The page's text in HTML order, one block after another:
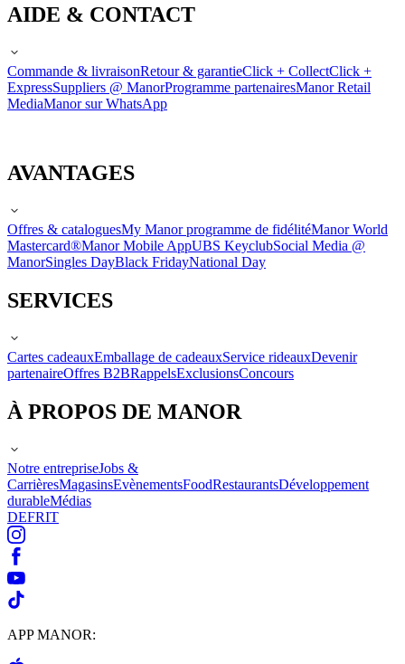
AIDE & CONTACT
Commande & livraisonRetour & garantieClick + CollectClick +
ExpressSuppliers @ ManorProgramme partenairesManor Retail
MediaManor sur WhatsApp
AVANTAGES
Offres & cataloguesMy Manor programme de fidélitéManor World
Mastercard®Manor Mobile AppUBS KeyclubSocial Media @
ManorSingles DayBlack FridayNational Day
SERVICES
Cartes cadeauxEmballage de cadeauxService rideauxDevenir
partenaireOffres B2BRappelsExclusionsConcours
À PROPOS DE MANOR
Notre entrepriseJobs &
CarrièresMagasinsEvènementsFoodRestaurantsDéveloppement
durableMédias
DEFRIT
APP MANOR: